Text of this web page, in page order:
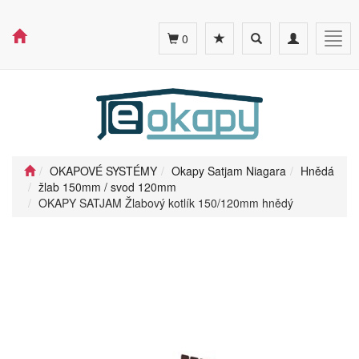
Toggle
navigation
Toggle
search
0
OKAPOVÉ SYSTÉMY Okapy Satjam Niagara
Hnědá
žlab 150mm / svod 120mm
OKAPY SATJAM Žlabový kotlík 150/120mm hnědý